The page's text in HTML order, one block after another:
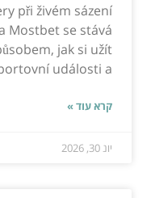
při živém sázení
Mostbet se stává
jak si užít
události a...
קרא עוד »
יונ 30, 2026